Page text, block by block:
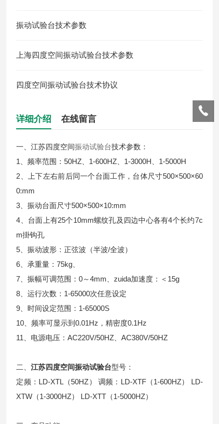
振动试验台技术参数
上海四度空间振动试验台技术参数
四度空间振动试验台技术协议
详细介绍 在线留言
一、江苏四度空间振动试验台技术参数：
1、频率范围：50HZ、1-600HZ、1-3000H、1-5000H
2、上下左右前后同一个台面工作，台体尺寸500×500×60
0:mm
3、振动台面尺寸500×500×10:mm
4、台面上有25个10mm螺纹孔及四边中心各有4个长约7c
m掛钩孔
5、振动波形：正弦波（半波/全波）
6、承重量：75kg、
7、振幅可调范围：0～4mm、zuida加速度：＜15g
8、运行次数：1-65000次任意设定
9、时间设定范围：1-65000S
10、频率可显示到0.01Hz，精密度0.1Hz
11、电源电压：AC220V/50HZ、AC380V/50HZ
二、江苏四度空间振动试验台型号：
定频：LD-XTL（50HZ） 调频：LD-XTF（1-600HZ） LD-
XTW（1-3000HZ） LD-XTT（1-5000HZ）